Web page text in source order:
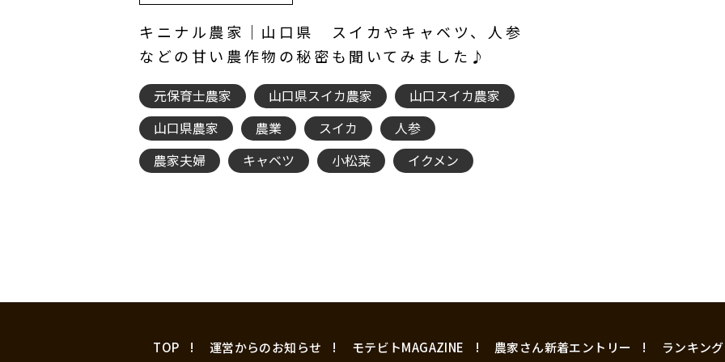
キニナル農家｜山口県 スイカやキャベツ、人参
などの甘い農作物の秘密も聞いてみました♪
元保育士農家 山口県スイカ農家
山口スイカ農家
山口県農家
農業 スイカ
人参
農家夫婦
キャベツ 小松菜 イクメン
TOP 運営からのお知らせ モテビトMAGAZINE 農家さん新着エントリー ランキング